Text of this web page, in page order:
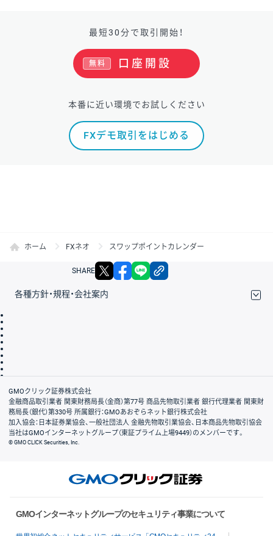
最短30分で取引開始！
口座開設
無料
本番に近い環境でお試しください
FXデモ取引をはじめる
ホーム FXネオ スワップポイントカレンダー
SHARE X facebook
各種方針・規程・会社案内
会社案内
GMOクリック証券株式会社
金融商品取引業者 関東財務局長（金商）第77号 商品先物取引業者 銀行代理業者 関東財
務局長（銀代）第330号 所属銀行：GMOあおぞらネット銀行株式会社
加入協会：日本証券業協会、一般社団法人 金融先物取引業協会、日本商品先物取引協会
当社はGMOインターネットグループ（東証プライム上場9449）のメンバーです。
© GMO CLICK Securities, Inc.
GMOインターネットグループのセキュリティ事業について